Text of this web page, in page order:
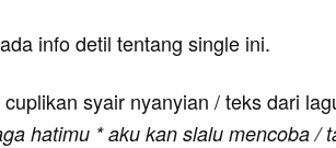
info detil tentang single ini.
cuplikan syair nyanyian / teks dari
hatimu * aku kan slalu mencoba /